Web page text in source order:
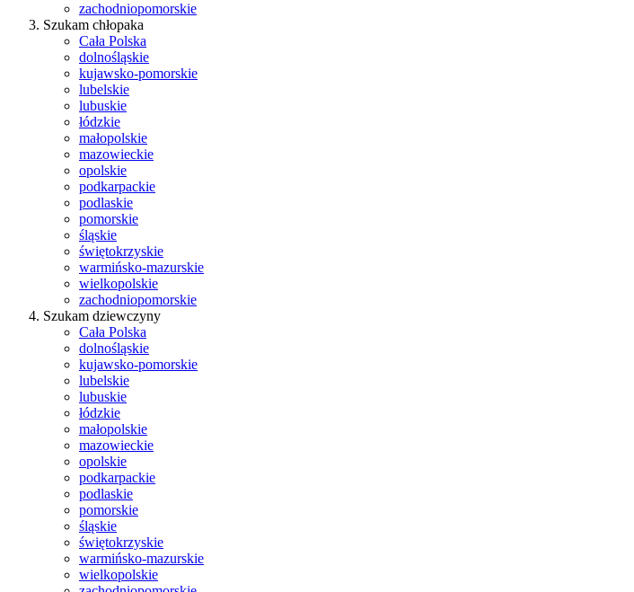
zachodniopomorskie
Szukam chłopaka
Cała Polska
dolnośląskie
kujawsko-pomorskie
lubelskie
lubuskie
łódzkie
małopolskie
mazowieckie
opolskie
podkarpackie
podlaskie
pomorskie
śląskie
świętokrzyskie
warmińsko-mazurskie
wielkopolskie
zachodniopomorskie
Szukam dziewczyny
Cała Polska
dolnośląskie
kujawsko-pomorskie
lubelskie
lubuskie
łódzkie
małopolskie
mazowieckie
opolskie
podkarpackie
podlaskie
pomorskie
śląskie
świętokrzyskie
warmińsko-mazurskie
wielkopolskie